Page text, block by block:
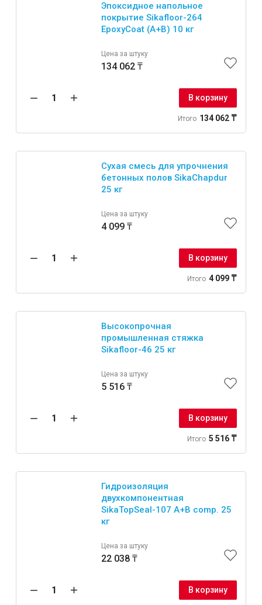
Эпоксидное напольное
покрытие Sikafloor-264
EpoxyCoat (A+B) 10 кг
Цена за штуку
134 062 ₸
В корзину
Итого 134 062 ₸
Сухая смесь для упрочнения
бетонных полов SikaChapdur
25 кг
Цена за штуку
4 099 ₸
В корзину
Итого 4 099 ₸
Высокопрочная
промышленная стяжка
Sikafloor-46 25 кг
Цена за штуку
5 516 ₸
В корзину
Итого 5 516 ₸
Гидроизоляция
двухкомпонентная
SikaTopSeal-107 A+B comp. 25
кг
Цена за штуку
22 038 ₸
В корзину